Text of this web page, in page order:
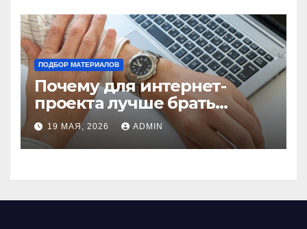
ПОДБОР МАТЕРИАЛОВ
Почему для интернет-
проекта лучше брать
отдельный сервер:
преимущества и ключевые
аспекты
19 МАЯ, 2026 ADMIN